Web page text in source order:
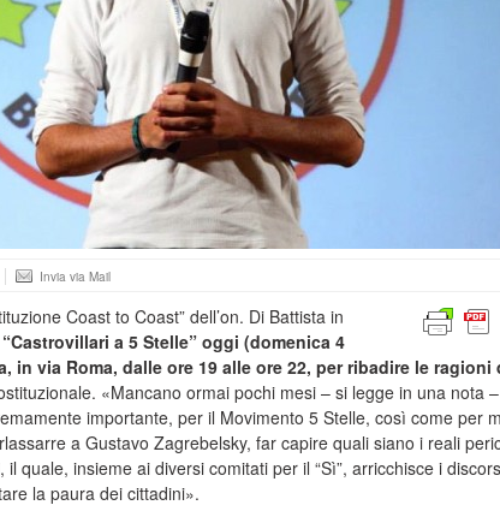
Invia via Mail
Coast to Coast” dell’on. Di Battista in
a 5 Stelle” oggi (domenica 4
in via Roma, dalle ore 19 alle ore 22, per ribadire le ragioni
«Mancano ormai pochi mesi – si legge in una nota –
importante, per il Movimento 5 Stelle, così come per
a Gustavo Zagrebelsky, far capire quali siano i reali
quale, insieme ai diversi comitati per il “Sì”, arricchisce i
la paura dei cittadini».